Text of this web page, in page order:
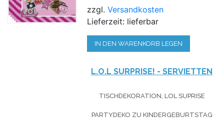
zzgl.Versandkosten
Lieferzeit: lieferbar
IN DEN WARENKORB LEGEN
L.O.L SURPRISE! - SERVIETTEN
TISCHDEKORATION, LOL SUPRISE
PARTYDEKO ZU KINDERGEBURTSTAG